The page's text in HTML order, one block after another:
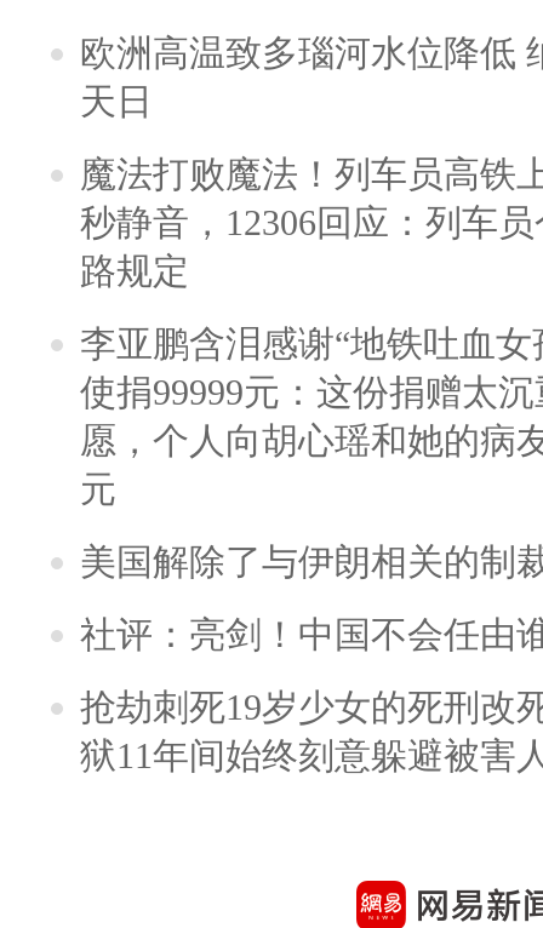
欧洲高温致多瑙河水位降低
天日
魔法打败魔法！列车员高铁
秒静音，12306回应：列车
路规定
李亚鹏含泪感谢“地铁吐血
使捐99999元：这份捐赠太
愿，个人向胡心瑶和她的病
元
美国解除了与伊朗相关的制
社评：亮剑！中国不会任由
抢劫刺死19岁少女的死刑改
狱11年间始终刻意躲避被害